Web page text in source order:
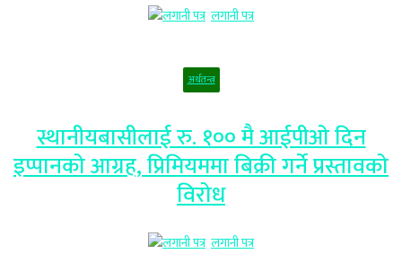
लगानी पत्र
अर्थतन्त्र
स्थानीयबासीलाई रु. १०० मै आईपीओ दिन
इप्पानको आग्रह, प्रिमियममा बिक्री गर्ने प्रस्तावको
विरोध
लगानी पत्र